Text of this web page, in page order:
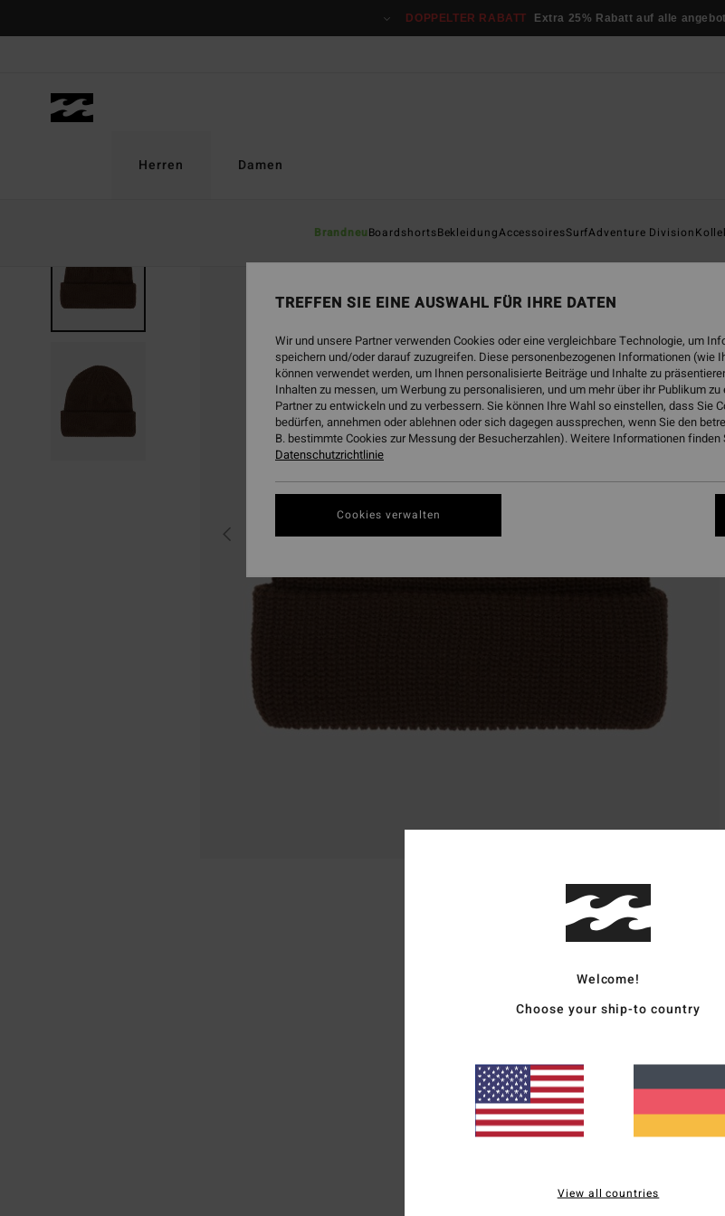
DOPPELTER RABATT Extra 25% Rabatt auf alle
Herren
BrandneuBoardshortsBekleidungAccessoiresSurfAdventure Division
Damen
Welcome!
Choose your ship-to country
View all countries
TREFFEN SIE EINE AUSWAHL FÜR IHRE DATEN
Wir und unsere Partner verwenden Cookies oder eine vergleichbare Technologie, um
speichern und/oder darauf zuzugreifen. Diese personenbezogenen Informationen (wie
können verwendet werden, um Ihnen personalisierte Beiträge und Inhalte zu
Inhalten zu messen, um Werbung zu personalisieren, und um mehr über ihr Publikum
Partner zu entwickeln und zu verbessern. Sie können Ihre Wahl so einstellen, dass Sie
bedürfen, annehmen oder ablehnen oder sich dagegen aussprechen, wenn Sie den
B. bestimmte Cookies zur Messung der Besucherzahlen). Weitere Informationen finden
Datenschutzrichtlinie
Cookies verwalten